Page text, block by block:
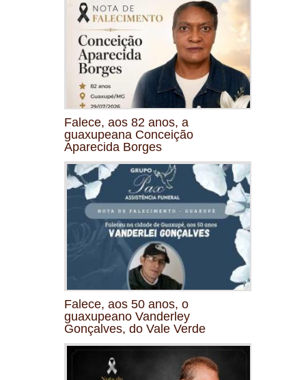
Falece, aos 82 anos, a
guaxupeana Conceição
Aparecida Borges
Falece, aos 50 anos, o
guaxupeano Vanderley
Gonçalves, do Vale Verde